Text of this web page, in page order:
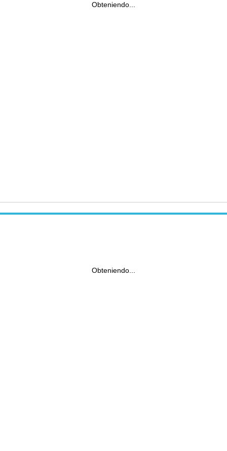
Obteniendo...
Obteniendo...